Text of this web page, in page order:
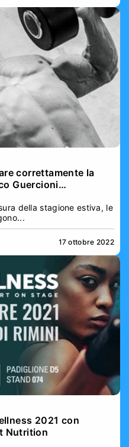
correttamente la
Guercioni
della stagione estiva, le
17 ottobre 2022
2021 con
Nutrition